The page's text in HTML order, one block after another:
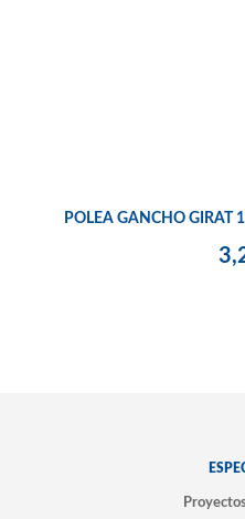
POLEA GANCHO GIRAT